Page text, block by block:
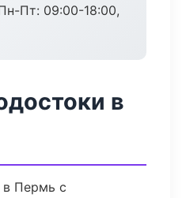
Пт: 09:00-18:00,
в
в Пермь с